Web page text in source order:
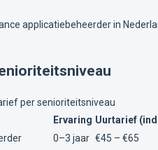
applicatiebeheerder in
per senioriteitsniveau
Ervaring Uurtarief
0–3 jaar €45 – €65